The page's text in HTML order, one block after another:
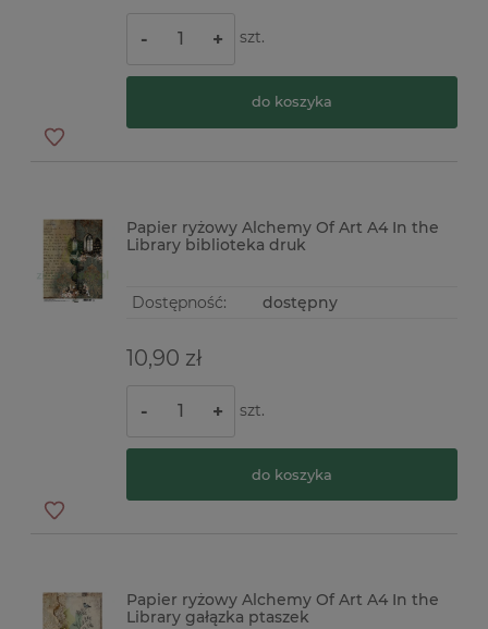
- + szt.
do koszyka
Papier ryżowy Alchemy Of Art A4 In the
Library biblioteka druk
Dostępność: dostępny
10,90 zł
- + szt.
do koszyka
Papier ryżowy Alchemy Of Art A4 In the
Library gałązka ptaszek